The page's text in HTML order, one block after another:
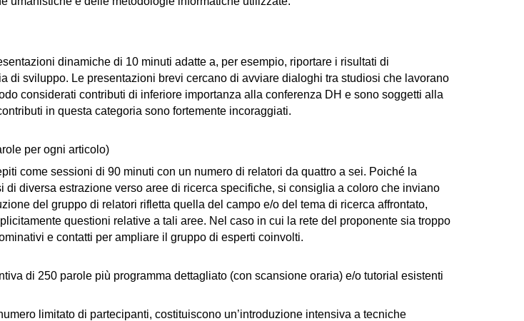
dinamiche di 10 minuti adatte a, per esempio, riportare i risultati di
di sviluppo. Le presentazioni brevi cercano di avviare dialoghi tra studiosi che lavorano
considerati contributi di inferiore importanza alla conferenza DH e sono soggetti alla
in questa categoria sono fortemente incoraggiati.
per ogni articolo)
come sessioni di 90 minuti con un numero di relatori da quattro a sei. Poiché la
diversa estrazione verso aree di ricerca specifiche, si consiglia a coloro che inviano
del gruppo di relatori rifletta quella del campo e/o del tema di ricerca affrontato,
questioni relative a tali aree. Nel caso in cui la rete del proponente sia troppo
e contatti per ampliare il gruppo di esperti coinvolti.
di 250 parole più programma dettagliato (con scansione oraria) e/o tutorial esistenti
limitato di partecipanti, costituiscono un’introduzione intensiva a tecniche